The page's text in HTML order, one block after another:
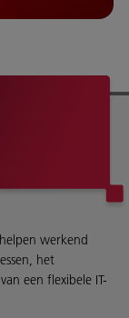
werkend
het
een flexibele IT-